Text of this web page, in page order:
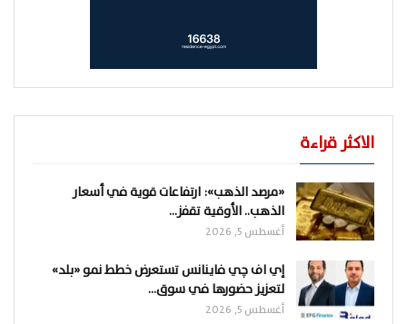
الاكثر قراءة
«مرصد الذهب»: ارتفاعات قوية في أسعار
الذهب.. الأوقية تقفز…
أغسطس 5, 2026
إي اف چي فاينانس تستعرض خطط نمو «بلد»
لتعزيز حضورها في سوق…
أغسطس 5, 2026